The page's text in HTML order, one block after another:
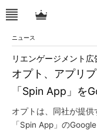
ニュース
オプト、アプリ
「Spin App」を
リエンゲージメント
オプトは、同社が提
「Spin App」の